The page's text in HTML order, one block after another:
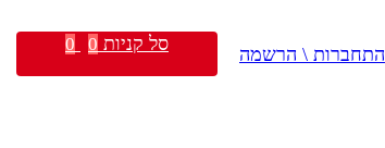
התחברות \ הרשמה סל קניות 0
0